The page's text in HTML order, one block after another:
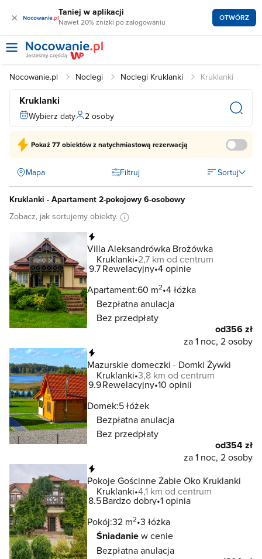
× Taniej w aplikacji
Nawet 20% zniżki po zalogowaniu OTWÓRZ
Nocowanie.pl Noclegi Noclegi Kruklanki Kruklanki
Kruklanki
Wybierz daty 2 osoby
Pokaż77 obiektówz natychmiastową rezerwacją
Mapa Filtruj Sortuj
Kruklanki - Apartament 2-pokojowy 6-osobowy
Zobacz, jak sortujemy obiekty.
Villa Aleksandrówka Brożówka
Kruklanki 2,7 km od centrum
9.7Rewelacyjny 4 opinie
Apartament:60 m2 4 łóżka
Bezpłatna anulacja
Bez przedpłaty
od356 zł
za 1 noc, 2 osoby
Mazurskie domeczki - Domki Żywki
Kruklanki 3,8 km od centrum
9.9Rewelacyjny 10 opinii
Domek:5 łóżek
Bezpłatna anulacja
Bez przedpłaty
od354 zł
za 1 noc, 2 osoby
Pokoje Gościnne Żabie Oko Kruklanki
Kruklanki 4,1 km od centrum
8.5Bardzo dobry 1 opinia
Pokój:32 m2 3 łóżka
Śniadaniew cenie
Bezpłatna anulacja